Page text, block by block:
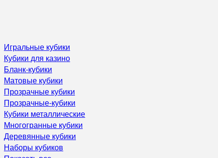
Игральные кубики
Кубики для казино
Бланк-кубики
Матовые кубики
Прозрачные кубики
Прозрачные-кубики
Кубики металлические
Многогранные кубики
Деревянные кубики
Наборы кубиков